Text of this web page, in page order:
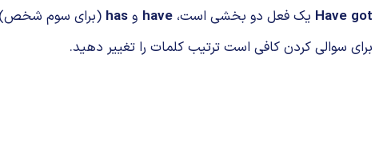
Have got یک فعل دو بخشی است،have و has (برای سوم شخص)
برای سوالی کردن کافی است ترتیب کلمات را تغییر دهید.